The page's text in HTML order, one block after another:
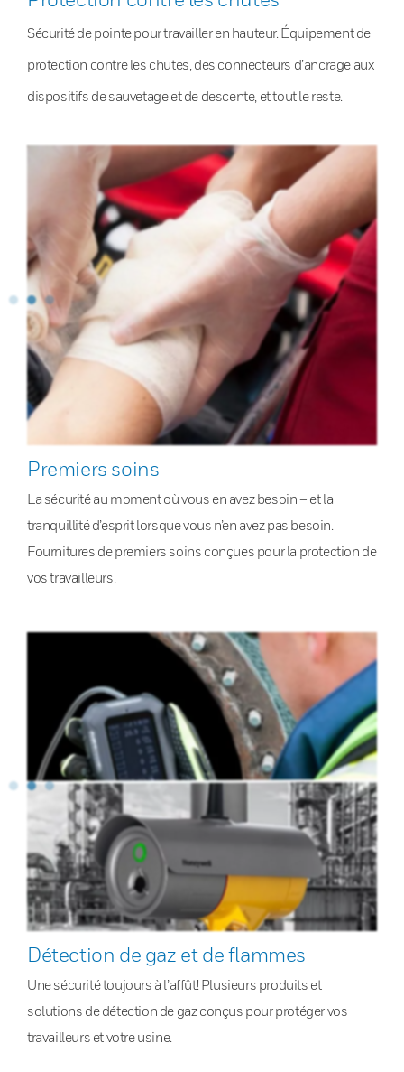
Sécurité de pointe pour travailler en hauteur. Équipement de
protection contre les chutes, des connecteurs d’ancrage aux
dispositifs de sauvetage et de descente, et tout le reste.
Premiers soins
La sécurité au moment où vous en avez besoin – et la
tranquillité d’esprit lorsque vous n’en avez pas besoin.
Fournitures de premiers soins conçues pour la protection de
vos travailleurs.
Détection de gaz et de flammes
Une sécurité toujours à l’affût! Plusieurs produits et
solutions de détection de gaz conçus pour protéger vos
travailleurs et votre usine.